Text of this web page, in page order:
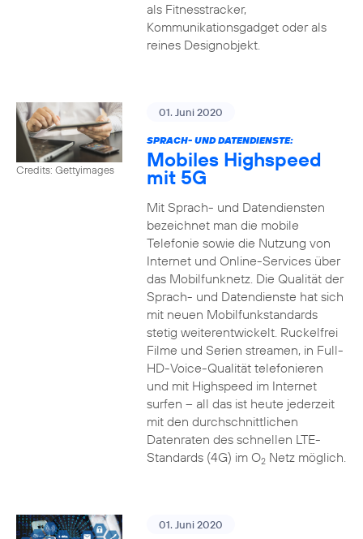
als Fitnesstracker,
Kommunikationsgadget oder als
reines Designobjekt.
Credits: Gettyimages
01. Juni 2020
SPRACH- UND DATENDIENSTE:
Mobiles Highspeed
mit 5G
Mit Sprach- und Datendiensten
bezeichnet man die mobile
Telefonie sowie die Nutzung von
Internet und Online-Services über
das Mobilfunknetz. Die Qualität der
Sprach- und Datendienste hat sich
mit neuen Mobilfunkstandards
stetig weiterentwickelt. Ruckelfrei
Filme und Serien streamen, in Full-
HD-Voice-Qualität telefonieren
und mit Highspeed im Internet
surfen – all das ist heute jederzeit
mit den durchschnittlichen
Datenraten des schnellen LTE-
Standards (4G) im O2Netz möglich.
01. Juni 2020